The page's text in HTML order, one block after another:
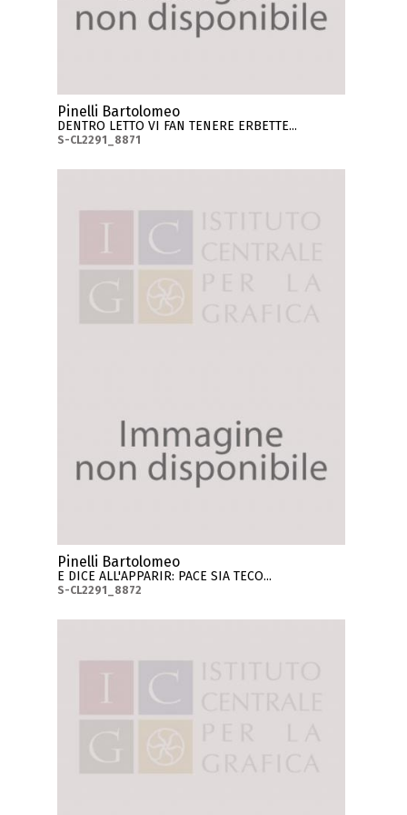
Pinelli Bartolomeo
DENTRO LETTO VI FAN TENERE ERBETTE...
S-CL2291_8871
Pinelli Bartolomeo
E DICE ALL'APPARIR: PACE SIA TECO...
S-CL2291_8872